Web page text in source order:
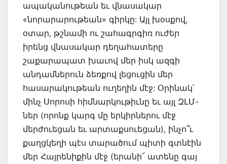
ապականութեան եւ վնասակար
«նորարարութեան» գիրկը: Այլ խօսքով,
օտար, թշնամի ու շահագրգիռ ուժեր
իրենց վնասակար դեղահատերը
շաքարապատ խաւով մեր իսկ ազգի
անդամներուն ձեռքով լեցուցին մեր
հասարակութեան ուղեղին մէջ: Օրինակ՝
մինչ Սորոսի հիմնարկութիւնը եւ այլ ԶԼՄ-
ներ (որոնք կարգ մը երկիրներու մէջ
մերժուեցան եւ արտաքսուեցան), ինչո՞ւ
քաղցկեղի պէս տարածում պիտի գտնէին
մեր Հայրենիքին մէջ (երանի՜ ատենը գայ